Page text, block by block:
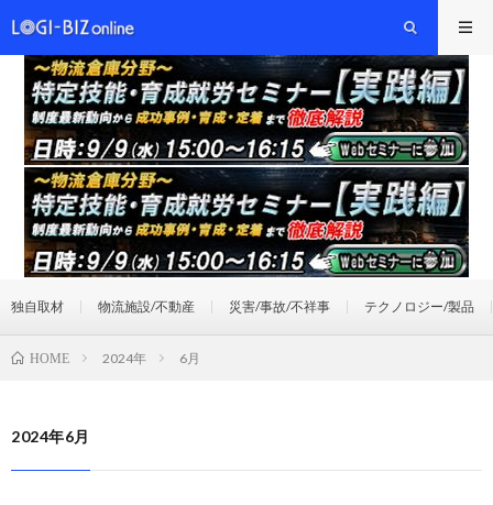
独自取材 物流施設/不動産 災害/事故/不祥事 テクノロジー/製品
HOME 2024年 6月
2024年6月